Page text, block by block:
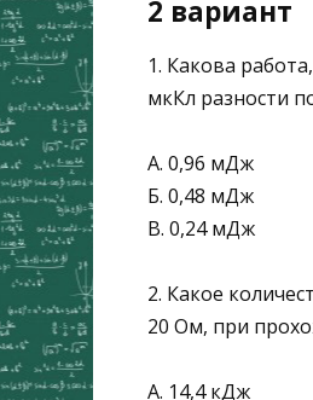
2 вариант
1. Какова
мкКл разности
А. 0,96 мДж
Б. 0,48 мДж
В. 0,24 мДж
2. Какое
20 Ом, при
А. 14,4 кДж